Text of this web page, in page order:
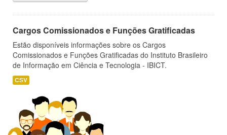
Cargos Comissionados e Funções Gratificadas
Estão disponíveis informações sobre os Cargos
Comissionados e Funções Gratificadas do Instituto Brasileiro
de Informação em Ciência e Tecnologia - IBICT.
CSV